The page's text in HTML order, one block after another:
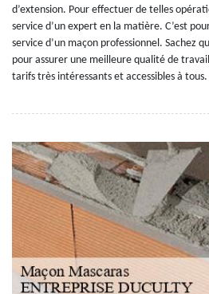
d’extension. Pour effectuer de telles
service d’un expert en la matière. C’est
service d’un maçon professionnel. Sachez
pour assurer une meilleure qualité de
tarifs très intéressants et accessibles à tous.